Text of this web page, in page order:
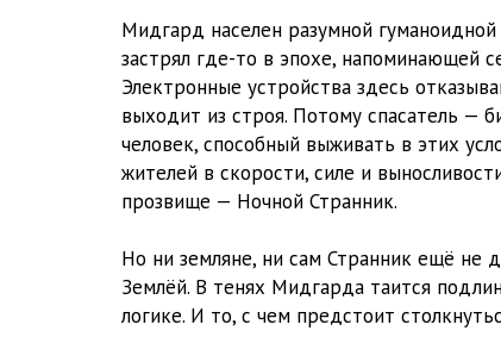
Мидгард населен разумной
застрял где-то в эпохе, напоминающей
Электронные устройства здесь
выходит из строя. Потому спасатель —
человек, способный выживать в этих
жителей в скорости, силе и
прозвище — Ночной Странник.
Но ни земляне, ни сам Странник ещё не
Землёй. В тенях Мидгарда таится
логике. И то, с чем предстоит